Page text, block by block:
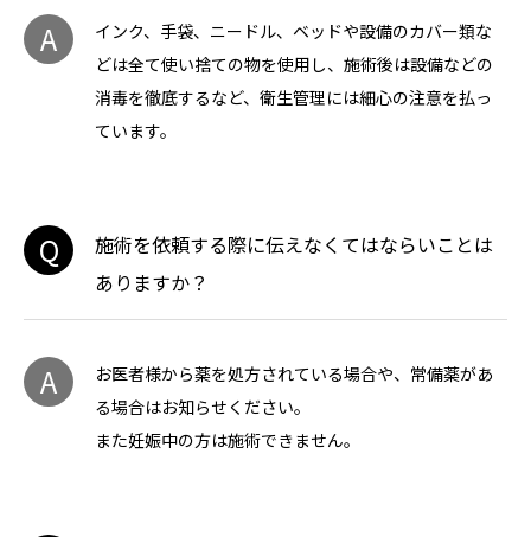
A
インク、手袋、ニードル、ベッドや設備のカバー類な
どは全て使い捨ての物を使用し、施術後は設備などの
消毒を徹底するなど、衛生管理には細心の注意を払っ
ています。
Q
施術を依頼する際に伝えなくてはならいことは
ありますか？
A
お医者様から薬を処方されている場合や、常備薬があ
る場合はお知らせください。
また妊娠中の方は施術できません。